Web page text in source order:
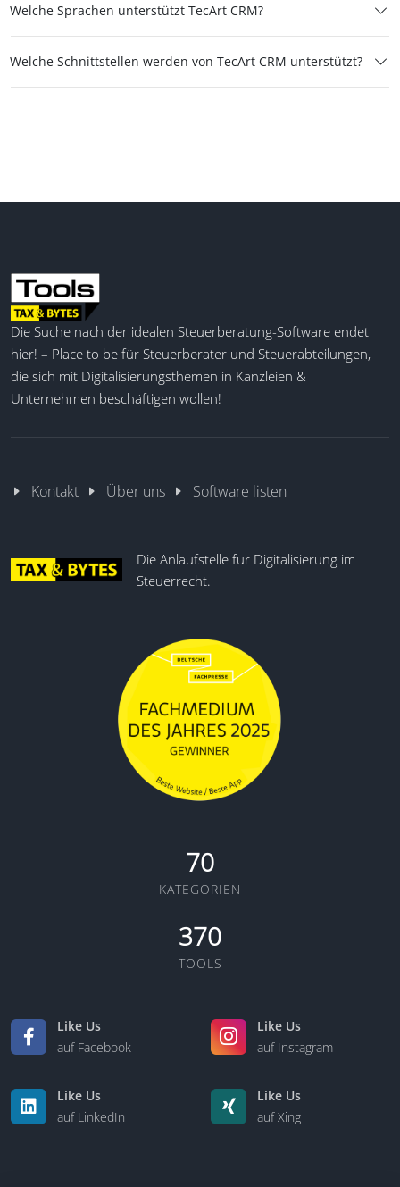
Welche Sprachen unterstützt TecArt CRM?
Welche Schnittstellen werden von TecArt CRM unterstützt?
Die Suche nach der idealen Steuerberatung-Software endet
hier! – Place to be für Steuerberater und Steuerabteilungen,
die sich mit Digitalisierungsthemen in Kanzleien &
Unternehmen beschäftigen wollen!
Kontakt Über uns Software listen
Die Anlaufstelle für Digitalisierung im
Steuerrecht.
70
KATEGORIEN
370
TOOLS
Like Us
auf Facebook
Like Us
auf Instagram
Like Us
auf LinkedIn
Like Us
auf Xing